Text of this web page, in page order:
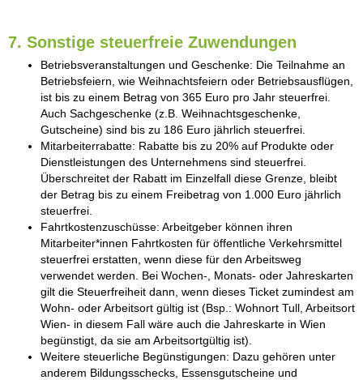
7. Sonstige steuerfreie Zuwendungen
Betriebsveranstaltungen und Geschenke: Die Teilnahme an
Betriebsfeiern, wie Weihnachtsfeiern oder Betriebsausflügen,
ist bis zu einem Betrag von 365 Euro pro Jahr steuerfrei.
Auch Sachgeschenke (z.B. Weihnachtsgeschenke,
Gutscheine) sind bis zu 186 Euro jährlich steuerfrei.
Mitarbeiterrabatte: Rabatte bis zu 20% auf Produkte oder
Dienstleistungen des Unternehmens sind steuerfrei.
Überschreitet der Rabatt im Einzelfall diese Grenze, bleibt
der Betrag bis zu einem Freibetrag von 1.000 Euro jährlich
steuerfrei.
Fahrtkostenzuschüsse: Arbeitgeber können ihren
Mitarbeiter*innen Fahrtkosten für öffentliche Verkehrsmittel
steuerfrei erstatten, wenn diese für den Arbeitsweg
verwendet werden. Bei Wochen-, Monats- oder Jahreskarten
gilt die Steuerfreiheit dann, wenn dieses Ticket zumindest am
Wohn- oder Arbeitsort gültig ist (Bsp.: Wohnort Tull, Arbeitsort
Wien- in diesem Fall wäre auch die Jahreskarte in Wien
begünstigt, da sie am Arbeitsortgültig ist).
Weitere steuerliche Begünstigungen: Dazu gehören unter
anderem Bildungsschecks, Essensgutscheine und